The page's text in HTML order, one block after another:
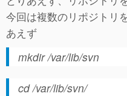
今回は複数のリポジトリ
あえず
mkdir /var/lib/svn
cd /var/lib/svn/